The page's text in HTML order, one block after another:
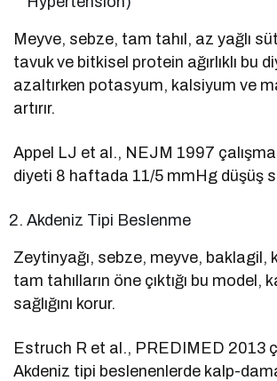
Meyve, sebze, tam tahıl, az yağlı
tavuk ve bitkisel protein ağırlıklı bu
azaltırken potasyum, kalsiyum ve
artırır.
Appel LJ et al., NEJM 1997
diyeti 8 haftada 11/5 mmHg düşüş
Akdeniz Tipi Beslenme
Zeytinyağı, sebze, meyve, baklagil,
tam tahılların öne çıktığı bu model,
sağlığını korur.
Estruch R et al., PREDIMED 2013
Akdeniz tipi beslenenlerde kalp-